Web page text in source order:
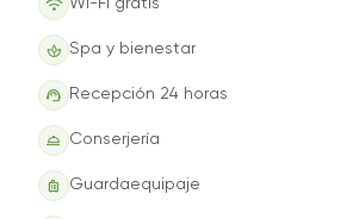
wifi Wi-Fi gratis
spa Spa y bienestar
support_agent Recepción 24 horas
room_service Conserjería
luggage Guardaequipaje